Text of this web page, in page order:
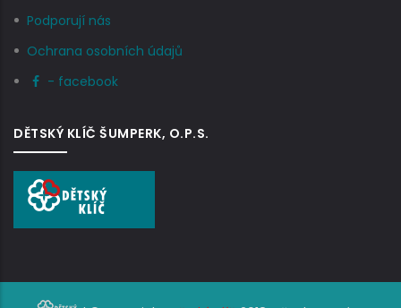
Podporují nás
Ochrana osobních údajů
- facebook
DĚTSKÝ KLÍČ ŠUMPERK, O.P.S.